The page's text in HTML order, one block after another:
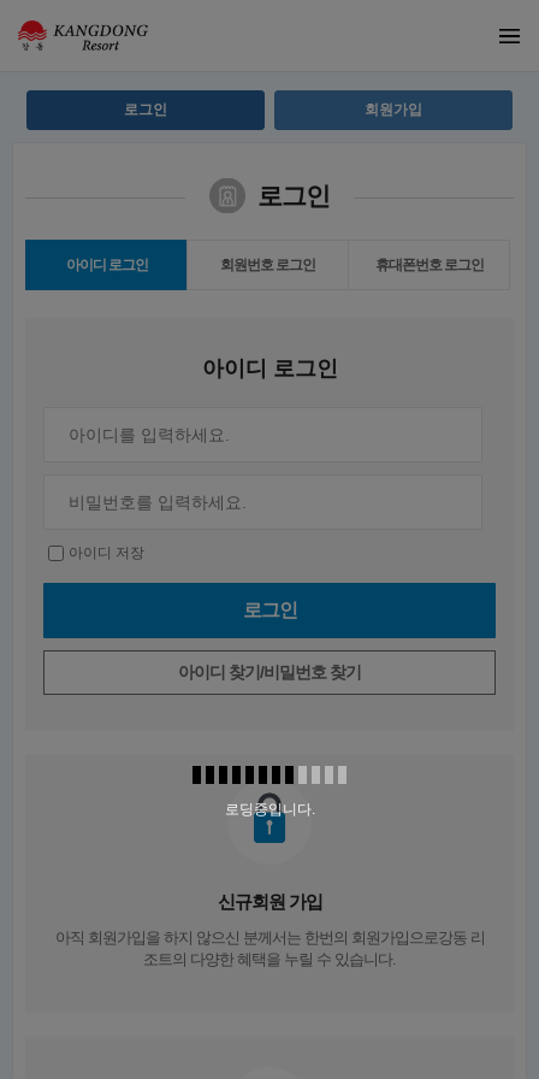
로그인 회원가입
로그인
아이디 로그인 회원번호 로그인 휴대폰번호 로그인
아이디 로그인
아이디 저장
아이디 찾기/비밀번호 찾기
신규회원 가입
아직 회원가입을 하지 않으신 분께서는 한번의 회원가입으로강동 리
조트의 다양한 혜택을 누릴 수 있습니다.
로딩중입니다.